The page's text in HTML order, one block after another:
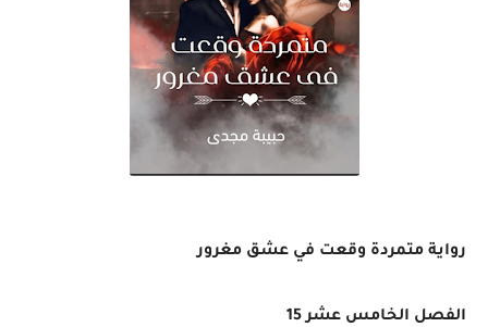
رواية متمردة وقعت في عشق مغرور
الفصل الخامس عشر 15